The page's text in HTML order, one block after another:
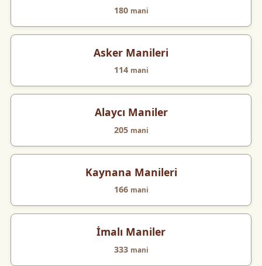
180 mani
Asker Manileri
114 mani
Alaycı Maniler
205 mani
Kaynana Manileri
166 mani
İmalı Maniler
333 mani